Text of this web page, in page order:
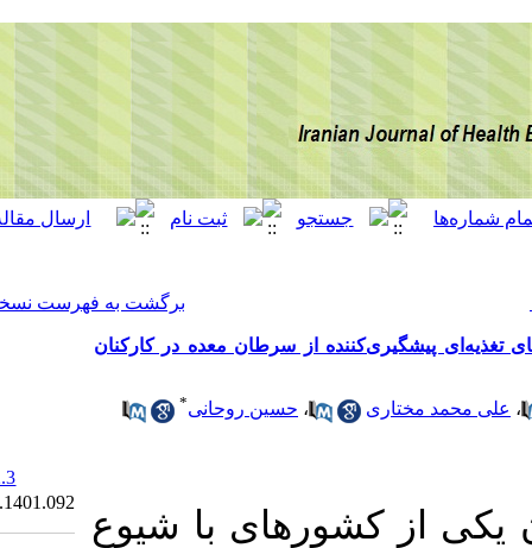
سرطان معده در کارکنان
، حسین روحانی*
با شیوع
Ethics code: IR.GMU.REC.1401.092